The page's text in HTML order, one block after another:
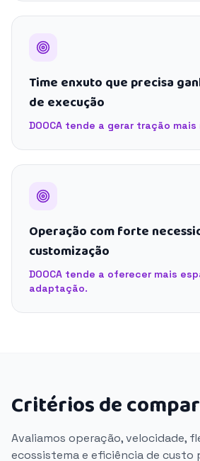
Time enxuto que precisa
de execução
DOOCA tende a gerar tração mais
Operação com forte
customização
DOOCA tende a oferecer mais
adaptação.
Critérios de
Avaliamos operação, velocidade,
ecossistema e eficiência de custo